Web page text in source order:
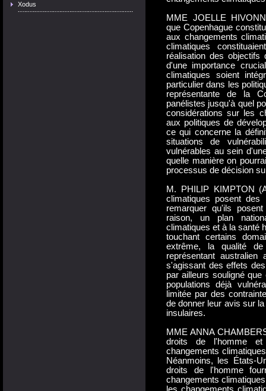
Xodus
MME JOELLE
que Copenhague
aux changements
climatiques
réalisation des objectifs
d'une importance
climatiques soient
particulier dans les
représentante de la
panélistes jusqu'à quel
considérations sur les
aux politiques de
ce qui concerne la
situations de
vulnérables au sein
quelle manière on
processus de décision
M. PHILIP KIMPTON
climatiques posent
remarquer qu'ils
raison, un plan
climatiques et à la santé
touchant certains
extrême, la qualité
représentant
s'agissant des effets
par ailleurs souligné
populations déjà
limitée par des
de donner leur avis sur
insulaires.
MME ANNA
droits de l'homme et
changements
Néanmoins, les États-
droits de l'homme
changements